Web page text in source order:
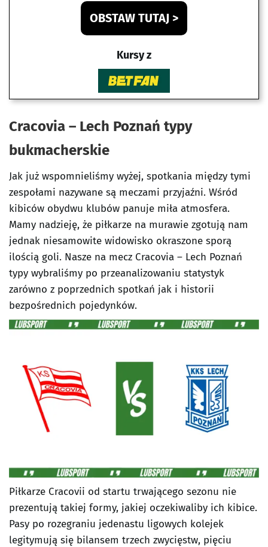
OBSTAW TUTAJ >
Kursy z
Cracovia – Lech Poznań typy
bukmacherskie
Jak już wspomnieliśmy wyżej, spotkania między tymi
zespołami nazywane są meczami przyjaźni. Wśród
kibiców obydwu klubów panuje miła atmosfera.
Mamy nadzieję, że piłkarze na murawie zgotują nam
jednak niesamowite widowisko okraszone sporą
ilością goli. Nasze na mecz Cracovia – Lech Poznań
typy wybraliśmy po przeanalizowaniu statystyk
zarówno z poprzednich spotkań jak i historii
bezpośrednich pojedynków.
Piłkarze Cracovii od startu trwającego sezonu nie
prezentują takiej formy, jakiej oczekiwaliby ich kibice.
Pasy po rozegraniu jedenastu ligowych kolejek
legitymują się bilansem trzech zwycięstw, pięciu